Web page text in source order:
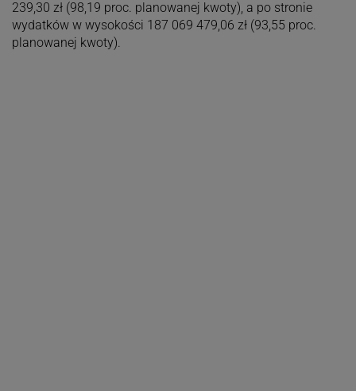
239,30 zł (98,19 proc. planowanej kwoty), a po stronie
wydatków w wysokości 187 069 479,06 zł (93,55 proc.
planowanej kwoty).